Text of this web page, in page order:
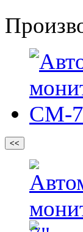
<<